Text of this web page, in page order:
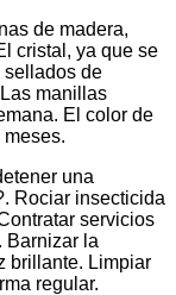
de madera,
cristal, ya que se
sellados de
manillas
El color de
una
Rociar insecticida
servicios
Barnizar la
brillante. Limpiar
regular.